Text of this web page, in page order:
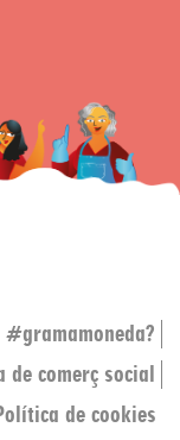
#gramamoneda?
de comerç social
Política de cookies